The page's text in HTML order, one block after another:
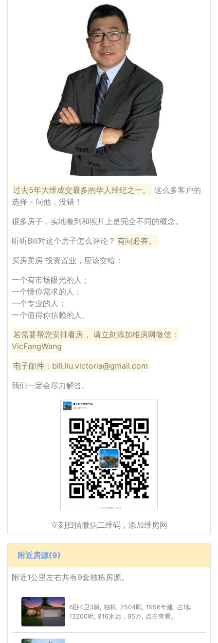
过去5年大维成交最多的华人经纪之一。
这么多客户的
选择 - 问他，没错！
很多房子，实地看到和照片上是完全不同的概念。
听听Bill对这个房子怎么评论？ 有问必答。
买房卖房 投资置业，应该交给：
一个有市场眼光的人；
一个懂你需求的人；
一个专业的人；
一个值得你信赖的人。
若需要帮您安排看房， 请立刻添加维房网微信：
VicFangWang
电子邮件：bill.liu.victoria@gmail.com
我们一定会尽力解答。
立刻扫描微信二维码，添加维房网
附近房源(9)
附近1公里左右共有9套独栋房源。
6卧4卫3厨, 独栋, 2504呎, 1996年建, 占地:
13200呎, 816米远，95万, 点击查看。